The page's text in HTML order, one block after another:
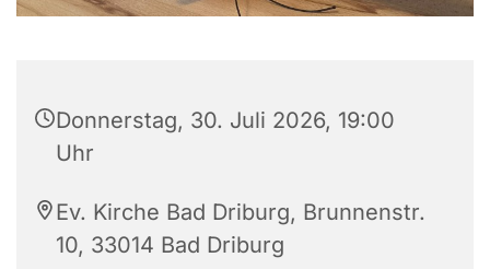
Donnerstag, 30. Juli 2026, 19:00
Uhr
Ev. Kirche Bad Driburg, Brunnenstr.
10, 33014 Bad Driburg